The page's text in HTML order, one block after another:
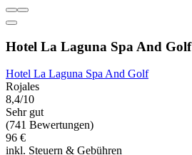
Hotel La Laguna Spa And Golf
Hotel La Laguna Spa And Golf
Rojales
8,4/10
Sehr gut
(741 Bewertungen)
96 €
inkl. Steuern & Gebühren